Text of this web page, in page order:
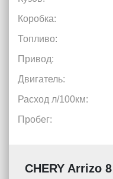
Коробка:
Топливо:
Привод:
Двигатель:
Расход л/100км:
Пробег:
CHERY Arrizo